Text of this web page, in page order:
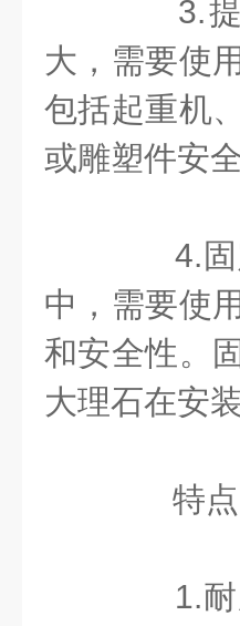
3.提
大，需要使
包括起重机
或雕塑件安
4.固定
中，需要使
和安全性。
大理石在安
特点
1.耐磨